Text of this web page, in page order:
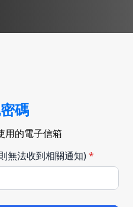
碼
用的電子信箱
無法收到相關通知)*